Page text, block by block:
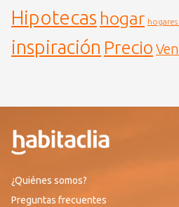
Hipotecas hogar
inspiración Precio
¿Quiénes somos?
Preguntas frecuentes